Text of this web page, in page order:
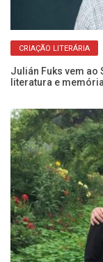
CRIAÇÃO LITERÁRIA
Julián Fuks vem ao
literatura e memória